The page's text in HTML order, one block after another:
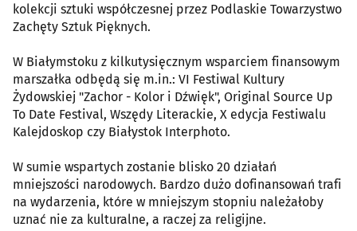
kolekcji sztuki współczesnej przez Podlaskie Towarzystwo
Zachęty Sztuk Pięknych.
W Białymstoku z kilkutysięcznym wsparciem finansowym
marszałka odbędą się m.in.: VI Festiwal Kultury
Żydowskiej "Zachor - Kolor i Dźwięk", Original Source Up
To Date Festival, Wszędy Literackie, X edycja Festiwalu
Kalejdoskop czy Białystok Interphoto.
W sumie wspartych zostanie blisko 20 działań
mniejszości narodowych. Bardzo dużo dofinansowań trafi
na wydarzenia, które w mniejszym stopniu należałoby
uznać nie za kulturalne, a raczej za religijne.